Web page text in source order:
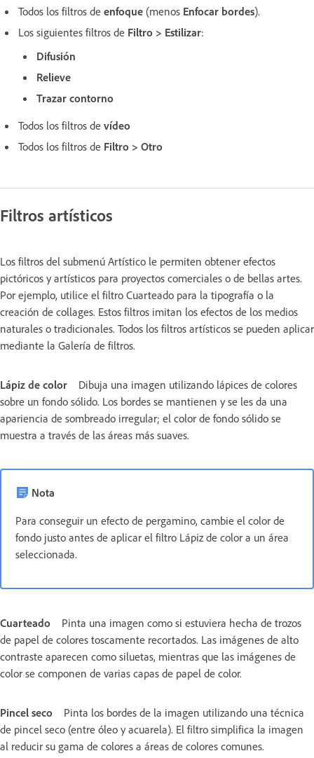
Todos los filtros de enfoque (menos Enfocar bordes).
Los siguientes filtros de Filtro > Estilizar:
Difusión
Relieve
Trazar contorno
Todos los filtros de vídeo
Todos los filtros de Filtro > Otro
Filtros artísticos
Los filtros del submenú Artístico le permiten obtener efectos
pictóricos y artísticos para proyectos comerciales o de bellas artes.
Por ejemplo, utilice el filtro Cuarteado para la tipografía o la
creación de collages. Estos filtros imitan los efectos de los medios
naturales o tradicionales. Todos los filtros artísticos se pueden aplicar
mediante la Galería de filtros.
Lápiz de color
Dibuja una imagen utilizando lápices de colores
sobre un fondo sólido. Los bordes se mantienen y se les da una
apariencia de sombreado irregular; el color de fondo sólido se
muestra a través de las áreas más suaves.
Nota
Para conseguir un efecto de pergamino, cambie el color de
fondo justo antes de aplicar el filtro Lápiz de color a un área
seleccionada.
Cuarteado
Pinta una imagen como si estuviera hecha de trozos
de papel de colores toscamente recortados. Las imágenes de alto
contraste aparecen como siluetas, mientras que las imágenes de
color se componen de varias capas de papel de color.
Pincel seco
Pinta los bordes de la imagen utilizando una técnica
de pincel seco (entre óleo y acuarela). El filtro simplifica la imagen
al reducir su gama de colores a áreas de colores comunes.